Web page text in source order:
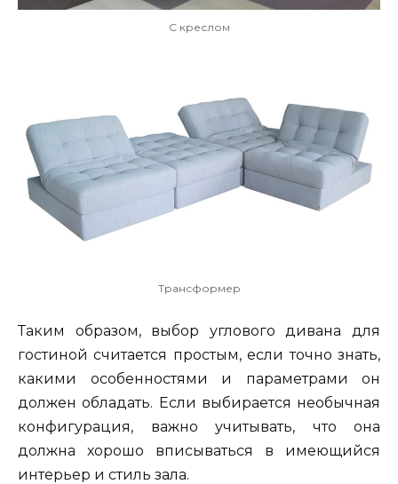
С креслом
Трансформер
Таким образом, выбор углового дивана для
гостиной считается простым, если точно знать,
какими особенностями и параметрами он
должен обладать. Если выбирается необычная
конфигурация, важно учитывать, что она
должна хорошо вписываться в имеющийся
интерьер и стиль зала.